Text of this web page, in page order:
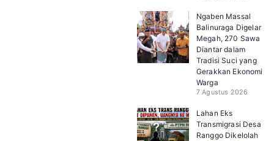
Ngaben Massal
Balinuraga Digelar
Megah, 270 Sawa
Diantar dalam
Tradisi Suci yang
Gerakkan Ekonomi
Warga
7 Agustus 2026
Lahan Eks
Transmigrasi Desa
Ranggo Dikelolah